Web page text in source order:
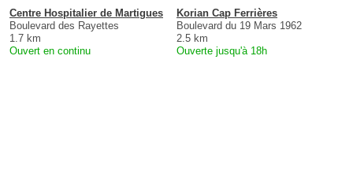
Centre Hospitalier de Martigues
Boulevard des Rayettes
1.7 km
Ouvert en continu
Korian Cap Ferrières
Boulevard du 19 Mars 1962
2.5 km
Ouverte jusqu'à 18h